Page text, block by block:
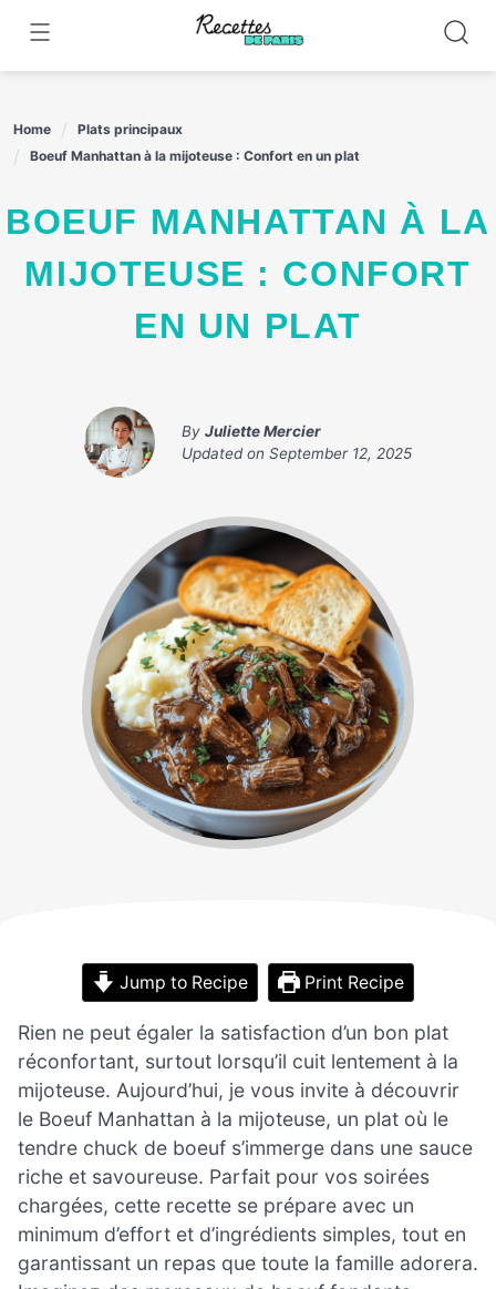
content
Home
Plats principaux
Boeuf Manhattan à la mijoteuse : Confort en un plat
BOEUF MANHATTAN À LA
MIJOTEUSE : CONFORT
EN UN PLAT
By Juliette Mercier
Updated on September 12, 2025
Jump to Recipe Print Recipe
Rien ne peut égaler la satisfaction d’un bon plat
réconfortant, surtout lorsqu’il cuit lentement à la
mijoteuse. Aujourd’hui, je vous invite à découvrir
le Boeuf Manhattan à la mijoteuse, un plat où le
tendre chuck de boeuf s’immerge dans une sauce
riche et savoureuse. Parfait pour vos soirées
chargées, cette recette se prépare avec un
minimum d’effort et d’ingrédients simples, tout en
garantissant un repas que toute la famille adorera.